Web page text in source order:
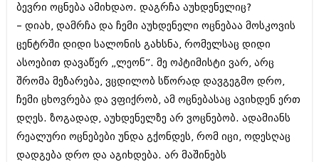
ოქტომბერი 2009 (382)
სექტემბერი 2009 (541)
აგვისტო 2009 (14)
ივლისი 2009 (118)
თებერვალი 0216 (1)
დეკემბერი 0215 (1)
აგვისტო 0215 (2)
აგვისტო 0212 (1)
ივნისი 0212 (2)
ნოემბერი 0201 (1)
ბევრი ოცნება ამიხდაო. დაგრჩა აუხდენელიც?
– დიახ, დამრჩა და ჩემი აუხდენელი ოცნებაა მოსკოვის
ცენტრში დიდი სალონის გახსნა, რომელსაც დიდი
ასოებით დავაწერ „ლეონ”. მე ოპტიმისტი ვარ, არც
შრომა მეზარება, ვცდილობ სწორად დავგეგმო დრო,
ჩემი ცხოვრება და ვფიქრობ, ამ ოცნებასაც ავიხდენ ერთ
დღეს. ზოგადად, აუხდენელზე არ ვოცნებობ. ადამიანს
რეალური ოცნებები უნდა გქონდეს, რომ იცი, ოდესღაც
დადგება დრო და აგიხდება. არ მაშინებს